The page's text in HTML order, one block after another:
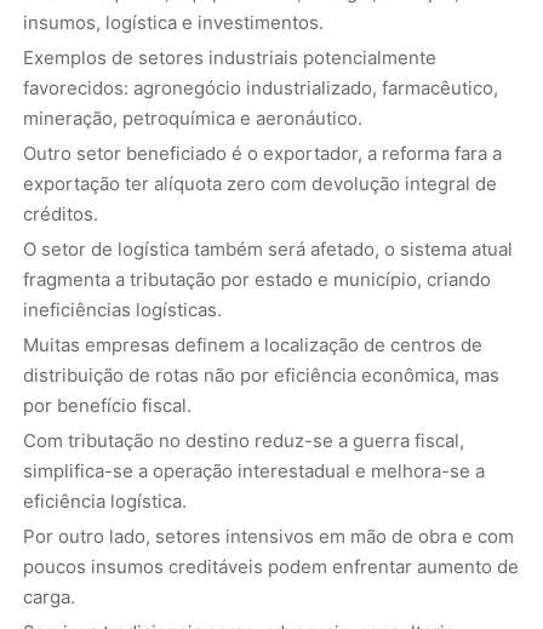
insumos, logística e investimentos.
Exemplos de setores industriais potencialmente
favorecidos: agronegócio industrializado, farmacêutico,
mineração, petroquímica e aeronáutico.
Outro setor beneficiado é o exportador, a reforma fara a
exportação ter alíquota zero com devolução integral de
créditos.
O setor de logística também será afetado, o sistema atual
fragmenta a tributação por estado e município, criando
ineficiências logísticas.
Muitas empresas definem a localização de centros de
distribuição de rotas não por eficiência econômica, mas
por benefício fiscal.
Com tributação no destino reduz-se a guerra fiscal,
simplifica-se a operação interestadual e melhora-se a
eficiência logística.
Por outro lado, setores intensivos em mão de obra e com
poucos insumos creditáveis podem enfrentar aumento de
carga.